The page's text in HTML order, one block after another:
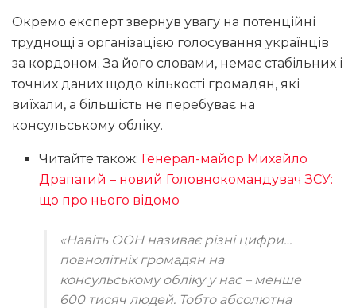
Окремо експерт звернув увагу на потенційні
труднощі з організацією голосування українців
за кордоном. За його словами, немає стабільних і
точних даних щодо кількості громадян, які
виїхали, а більшість не перебуває на
консульському обліку.
Читайте також: Генерал-майор Михайло
Драпатий – новий Головнокомандувач ЗСУ:
що про нього відомо
«Навіть ООН називає різні цифри…
повнолітніх громадян на
консульському обліку у нас – менше
600 тисяч людей. Тобто абсолютна